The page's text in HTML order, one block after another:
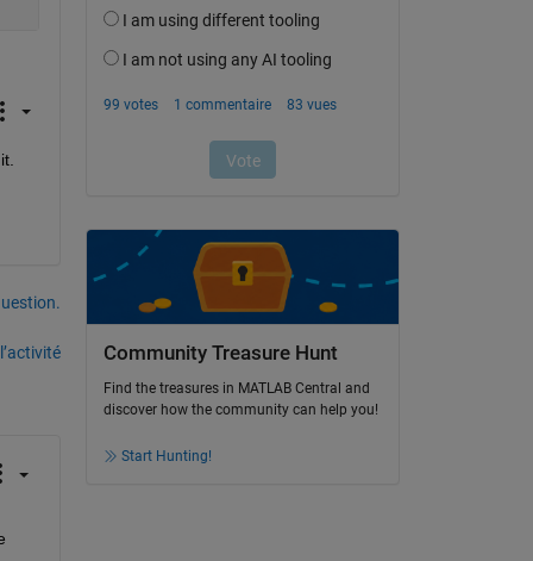
Community Treasure Hunt
Find the treasures in MATLAB Central and
discover how the community can help you!
Start Hunting!